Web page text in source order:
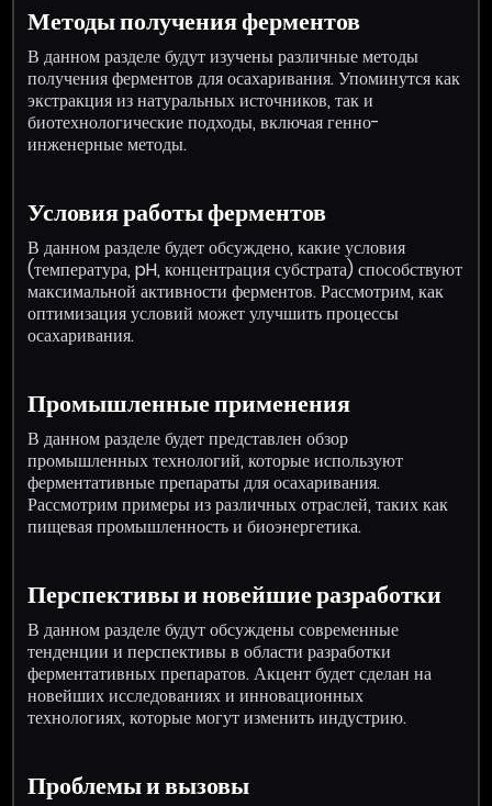
Методы получения ферментов
В данном разделе будут изучены различные методы
получения ферментов для осахаривания. Упоминутся как
экстракция из натуральных источников, так и
биотехнологические подходы, включая генно-
инженерные методы.
Условия работы ферментов
В данном разделе будет обсуждено, какие условия
(температура, pH, концентрация субстрата) способствуют
максимальной активности ферментов. Рассмотрим, как
оптимизация условий может улучшить процессы
осахаривания.
Промышленные применения
В данном разделе будет представлен обзор
промышленных технологий, которые используют
ферментативные препараты для осахаривания.
Рассмотрим примеры из различных отраслей, таких как
пищевая промышленность и биоэнергетика.
Перспективы и новейшие разработки
В данном разделе будут обсуждены современные
тенденции и перспективы в области разработки
ферментативных препаратов. Акцент будет сделан на
новейших исследованиях и инновационных
технологиях, которые могут изменить индустрию.
Проблемы и вызовы